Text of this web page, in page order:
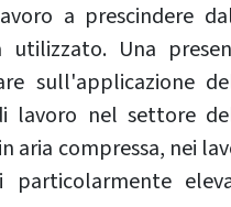
a prescindere
Una
sull'applicazione
lavoro nel settore
aria compressa, nei